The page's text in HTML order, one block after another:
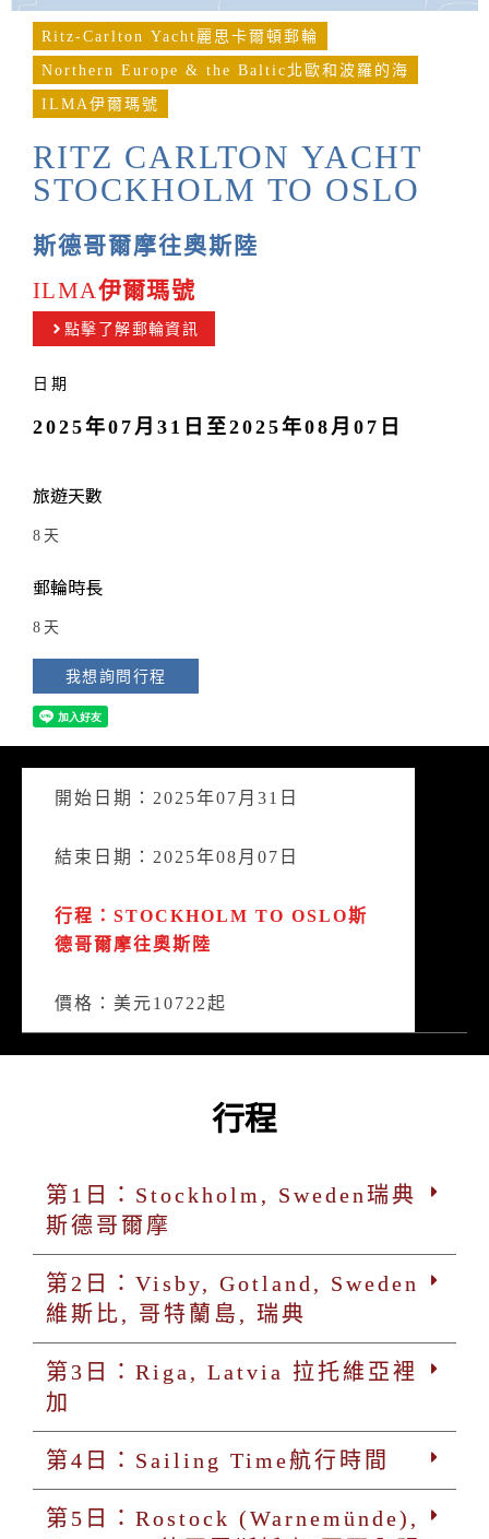
Ritz-Carlton Yacht麗思卡爾頓郵輪
Northern Europe & the Baltic北歐和波羅的海
ILMA伊爾瑪號
RITZ CARLTON YACHT
STOCKHOLM TO OSLO
斯德哥爾摩往奧斯陸
ILMA伊爾瑪號
點擊了解郵輪資訊
日期
2025年07月31日至2025年08月07日
旅遊天數
8天
郵輪時長
8天
我想詢問行程
開始日期：2025年07月31日
結束日期：2025年08月07日
行程：STOCKHOLM TO OSLO斯
德哥爾摩往奧斯陸
價格：美元10722起
行程
第1日：Stockholm, Sweden瑞典
斯德哥爾摩
第2日：Visby, Gotland, Sweden
維斯比, 哥特蘭島, 瑞典
第3日：Riga, Latvia 拉托維亞裡
加
第4日：Sailing Time航行時間
第5日：Rostock (Warnemünde),